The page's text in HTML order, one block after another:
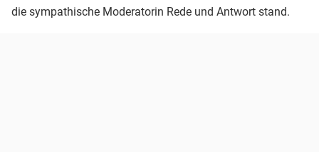
die sympathische Moderatorin Rede und Antwort stand.